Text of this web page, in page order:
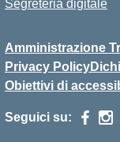
Segreteria digitale
Amministrazione
Privacy Policy
Obiettivi di
Seguici su: